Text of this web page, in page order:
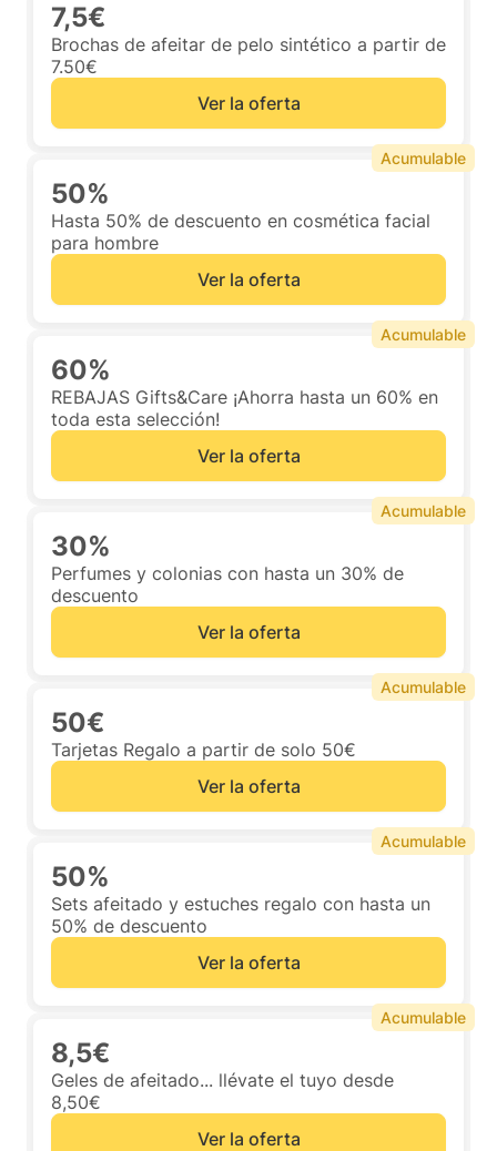
7,5€
Brochas de afeitar de pelo sintético a partir de
7.50€
Ver la oferta
50%
Hasta 50% de descuento en cosmética facial
para hombre
Ver la oferta
Acumulable
60%
REBAJAS Gifts&Care ¡Ahorra hasta un 60% en
toda esta selección!
Ver la oferta
Acumulable
30%
Perfumes y colonias con hasta un 30% de
descuento
Ver la oferta
Acumulable
50€
Tarjetas Regalo a partir de solo 50€
Ver la oferta
Acumulable
50%
Sets afeitado y estuches regalo con hasta un
50% de descuento
Ver la oferta
Acumulable
8,5€
Geles de afeitado... llévate el tuyo desde
8,50€
Ver la oferta
Acumulable